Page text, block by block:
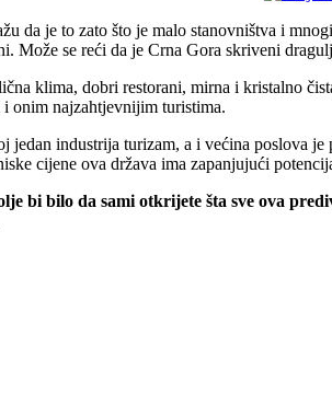
da je to zato što je malo stanovništva i
Može se reći da je Crna Gora skriveni
klima, dobri restorani, mirna i kristalno
onim najzahtjevnijim turistima.
industrija turizam, a i većina poslova
cijene ova država ima zapanjujući
bi bilo da sami otkrijete šta sve ova